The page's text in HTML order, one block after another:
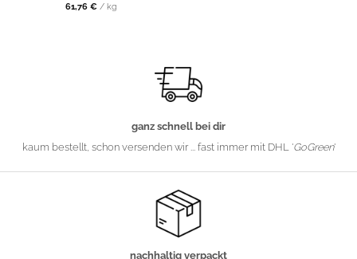
61,76 € / kg
ganz schnell bei dir
kaum bestellt, schon versenden wir ... fast immer mit DHL 'GoGreen'
nachhaltig verpackt